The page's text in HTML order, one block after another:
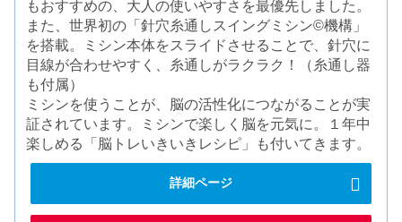
もおすすめの、大人の使いやすさを最優先しました。
また、世界初の「針穴糸通しスイングミシン©機構」
を搭載。ミシン本体をスライドさせることで、針穴に
目線が合わせやすく、糸通しがラクラク！（糸通し器
も付属）
ミシンを使うことが、脳の活性化につながることが実
証されています。ミシンで楽しく脳を元気に。１年中
楽しめる「脳トレいきいきレシピ」も付いてきます。
詳細ページ